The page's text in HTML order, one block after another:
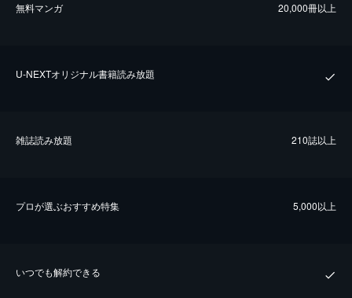
無料マンガ 20,000冊以上
U-NEXTオリジナル書籍読み放題
雑誌読み放題 210誌以上
プロが選ぶおすすめ特集 5,000以上
いつでも解約できる